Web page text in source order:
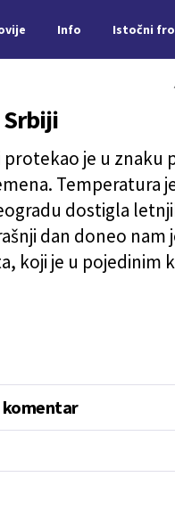
Info Istočni
Srbiji
protekao je u znaku
Temperatura
dostigla
dan doneo nam
koji je u pojedinim